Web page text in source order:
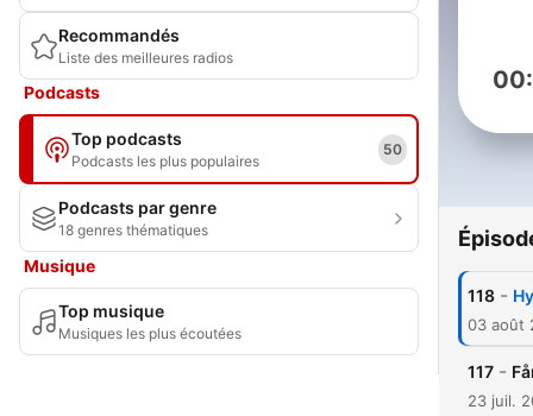
Recommandés
Liste des meilleures radios
Podcasts
Top podcasts
Podcasts les plus populaires
50
Podcasts par genre
18 genres thématiques
Musique
Top musique
Musiques les plus écoutées
118 -
03 août
117 -
23 juil.